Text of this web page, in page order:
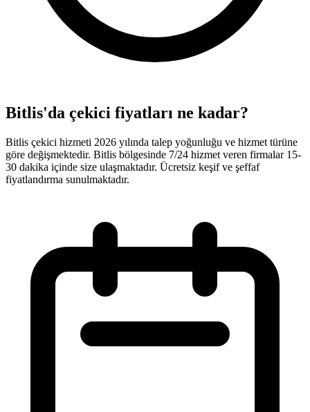
Bitlis'da çekici fiyatları ne kadar?
Bitlis çekici hizmeti 2026 yılında talep yoğunluğu ve hizmet türüne
göre değişmektedir. Bitlis bölgesinde 7/24 hizmet veren firmalar 15-
30 dakika içinde size ulaşmaktadır. Ücretsiz keşif ve şeffaf
fiyatlandırma sunulmaktadır.